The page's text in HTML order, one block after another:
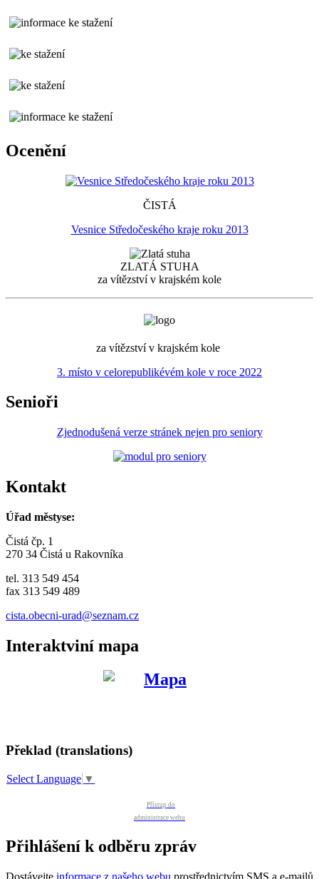
Ocenění
ČISTÁ
Vesnice Středočeského kraje roku 2013
ZLATÁ STUHA
za vítězství v krajském kole
za vítězství v krajském kole
3. místo v celorepublikévém kole v roce 2022
Senioři
Zjednodušená verze stránek nejen pro seniory
Kontakt
Úřad městyse:
Čistá čp. 1
270 34 Čistá u Rakovníka
tel. 313 549 454
fax 313 549 489
cista.obecni-urad@seznam.cz
Interaktviní mapa
Překlad (translations)
Select Language ▼
Přístup do
administrace webu
Přihlášení k odběru zpráv
Dostávejte informace z našeho webu prostřednictvím SMS a e-mailů